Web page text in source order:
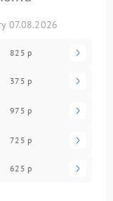
07.08.2026
825 р
375 р
975 р
725 р
625 р